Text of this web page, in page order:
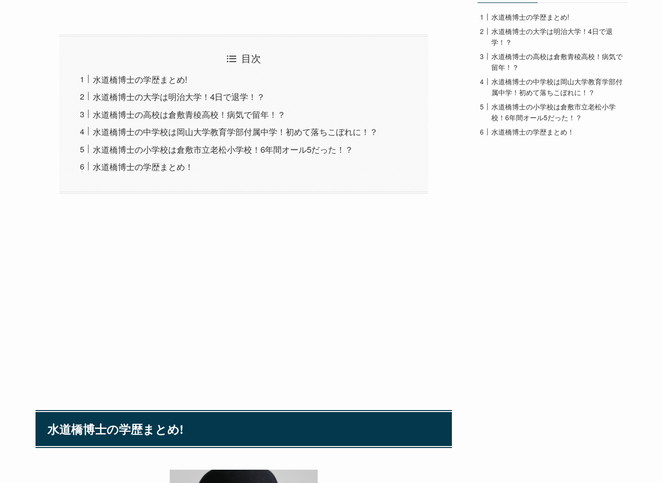
目次
水道橋博士の学歴まとめ!
水道橋博士の大学は明治大学！4日で退学！？
水道橋博士の高校は倉敷青稜高校！病気で留年！？
水道橋博士の中学校は岡山大学教育学部付属中学！初めて落ちこぼれに！？
水道橋博士の小学校は倉敷市立老松小学校！6年間オール5だった！？
水道橋博士の学歴まとめ！
水道橋博士の学歴まとめ!
水道橋博士の学歴まとめ!
水道橋博士の大学は明治大学！4日で退
学！？
水道橋博士の高校は倉敷青稜高校！病気で
留年！？
水道橋博士の中学校は岡山大学教育学部付
属中学！初めて落ちこぼれに！？
水道橋博士の小学校は倉敷市立老松小学
校！6年間オール5だった！？
水道橋博士の学歴まとめ！